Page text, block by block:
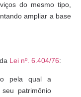
do mesmo tipo,
ampliar a base
Lei nº. 6.404/76:
pela qual a
patrimônio